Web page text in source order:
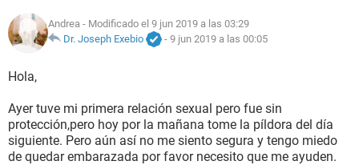
NUTRICIÓN
SEXUALIDAD
GLOSARIO
Andrea - Modificado el 9 jun 2019 a las 03:29
Dr. Joseph Exebio
- 9 jun 2019 a las 00:05
Hola,
Ayer tuve mi primera relación sexual pero fue sin
protección,pero hoy por la mañana tome la píldora del día
siguiente. Pero aún así no me siento segura y tengo miedo
de quedar embarazada por favor necesito que me ayuden.